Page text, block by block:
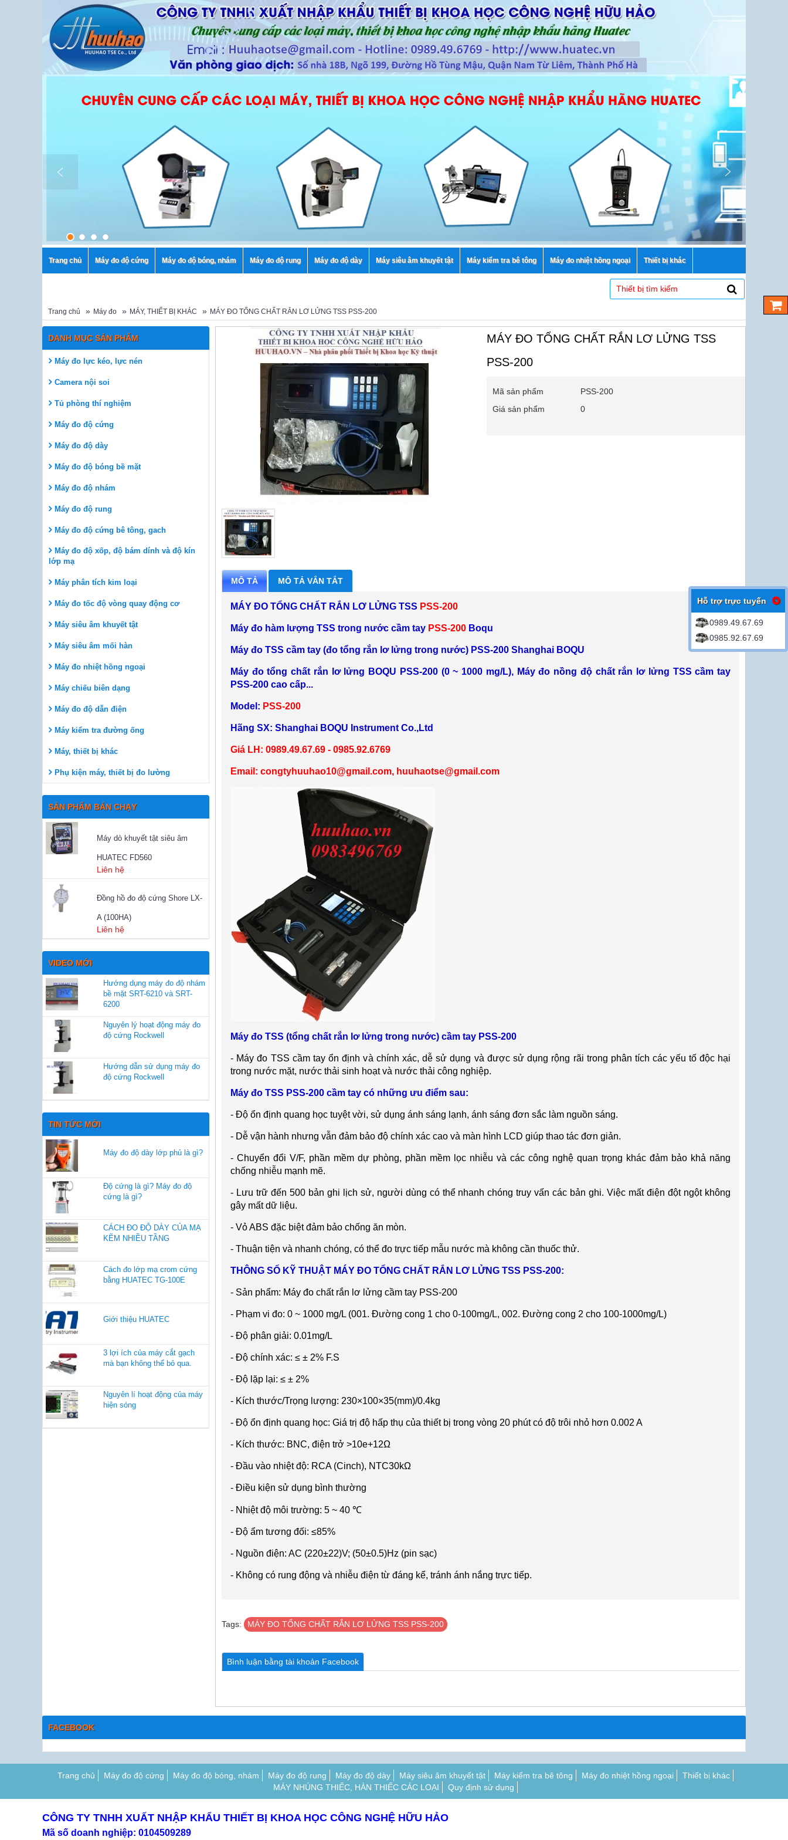
Trang chủ Máy đo độ cứng Máy đo độ bóng, nhám Máy đo độ rung Máy đo độ dày Máy siêu âm khuyết tật Máy kiểm tra bê tông Máy đo nhiệt hồng ngoại Thiết bị khác
Trang chủ Máy đo MÁY, THIẾT BỊ KHÁC MÁY ĐO TỔNG CHẤT RẮN LƠ LỬNG TSS PSS-200
Hỗ trợ trực tuyến
0989.49.67.69
0985.92.67.69
DANH MỤC SẢN PHẨM
Máy đo lực kéo, lực nén
Camera nội soi
Tủ phòng thí nghiệm
Máy đo độ cứng
Máy đo độ dày
Máy đo độ bóng bề mặt
Máy đo độ nhám
Máy đo độ rung
Máy đo độ cứng bê tông, gach
Máy đo độ xốp, độ bám dính và độ kín
lớp mạ
Máy phân tích kim loại
Máy đo tốc độ vòng quay động cơ
Máy siêu âm khuyết tật
Máy siêu âm mối hàn
Máy đo nhiệt hồng ngoại
Máy chiếu biên dạng
Máy đo độ dẫn điện
Máy kiểm tra đường ống
Máy, thiết bị khác
Phụ kiện máy, thiết bị đo lường
SẢN PHẨM BÁN CHẠY
Máy dò khuyết tật siêu âm
HUATEC FD560
Liên hệ
Đồng hồ đo độ cứng Shore LX-
A (100HA)
Liên hệ
VIDEO MỚI
Hướng dụng máy đo độ nhám
bề mặt SRT-6210 và SRT-
6200
Nguyên lý hoạt động máy đo
độ cứng Rockwell
Hướng dẫn sử dụng máy đo
độ cứng Rockwell
TIN TỨC MỚI
Máy đo độ dày lớp phủ là gì?
Độ cứng là gì? Máy đo độ
cứng là gì?
CÁCH ĐO ĐỘ DÀY CỦA MẠ
KẼM NHIỀU TẦNG
Cách đo lớp mạ crom cứng
bằng HUATEC TG-100E
Giới thiệu HUATEC
3 lợi ích của máy cắt gạch
mà bạn không thể bỏ qua.
Nguyên lí hoạt động của máy
hiện sóng
MÁY ĐO TỔNG CHẤT RẮN LƠ LỬNG TSS
PSS-200
Mã sản phẩm
PSS-200
Giá sản phẩm
0
MÔ TẢ MÔ TẢ VẮN TẮT
MÁY ĐO TỔNG CHẤT RẮN LƠ LỬNG TSS PSS-200
Máy đo hàm lượng TSS trong nước cầm tay PSS-200 Boqu
Máy đo TSS cầm tay (đo tổng rắn lơ lửng trong nước) PSS-200 Shanghai BOQU
Máy đo tổng chất rắn lơ lửng BOQU PSS-200 (0 ~ 1000 mg/L), Máy đo nồng độ chất rắn lơ lửng TSS cầm tay
PSS-200 cao cấp...
Model: PSS-200
Hãng SX: Shanghai BOQU Instrument Co.,Ltd
Giá LH: 0989.49.67.69 - 0985.92.6769
Email: congtyhuuhao10@gmail.com, huuhaotse@gmail.com
Máy đo TSS (tổng chất rắn lơ lửng trong nước) cầm tay PSS-200
- Máy đo TSS cầm tay ổn định và chính xác, dễ sử dụng và được sử dụng rộng rãi trong phân tích các yếu tố độc hại
trong nước mặt, nước thải sinh hoạt và nước thải công nghiệp.
Máy đo TSS PSS-200 cầm tay có những ưu điểm sau:
- Độ ổn định quang học tuyệt vời, sử dụng ánh sáng l ạnh, ánh sáng đơn sắc l àm nguồn sáng.
- Dễ vận hành nhưng vẫn đảm bảo độ chính xác cao và màn hình LCD giúp thao tác đơn giản.
- Chuyển đổi V/F, phần mềm dự phòng, phần mềm lọc nhiễu và các công nghệ quan trọng khác đảm bảo khả năng
chống nhiễu mạnh mẽ.
- Lưu trữ đến 500 bản ghi lịch sử, người dùng có thể nhanh chóng truy vấn các bản ghi. Việc mất điện đột ngột không
gây mất dữ liệu.
- Vỏ ABS đặc biệt đảm bảo chống ăn mòn.
- Thuận tiện và nhanh chóng, có thể đo trực tiếp mẫu nước mà không cần thuốc thử.
THÔNG SỐ KỸ THUẬT MÁY ĐO TỔNG CHẤT RẮN LƠ LỬNG TSS PSS-200:
- Sản phẩm: Máy đo chất rắn lơ lửng cầm tay PSS-200
- Phạm vi đo: 0 ~ 1000 mg/L (001. Đường cong 1 cho 0-100mg/L, 002. Đường cong 2 cho 100-1000mg/L)
- Độ phân giải: 0.01mg/L
- Độ chính xác: ≤ ± 2% F.S
- Độ lặp lại: ≤ ± 2%
- Kích thước/Trọng lượng: 230×100×35(mm)/0.4kg
- Độ ổn định quang học: Giá trị độ hấp thụ của thiết bị trong vòng 20 phút có độ trôi nhỏ hơn 0.002 A
- Kích thước: BNC, điện trở >10e+12Ω
- Đầu vào nhiệt độ: RCA (Cinch), NTC30kΩ
- Điều kiện sử dụng bình thường
- Nhiệt độ môi trường: 5 ~ 40 ℃
- Độ ẩm tương đối: ≤85%
- Nguồn điện: AC (220±22)V; (50±0.5)Hz (pin sạc)
- Không có rung động và nhiễu điện từ đáng kể, tránh ánh nắng trực tiếp.
Tags: MÁY ĐO TỔNG CHẤT RẮN LƠ LỬNG TSS PSS-200
Bình luận bằng tài khoản Facebook
FACEBOOK
Trang chủ Máy đo độ cứng Máy đo độ bóng, nhám Máy đo độ rung Máy đo độ dày Máy siêu âm khuyết tật Máy kiểm tra bê tông Máy đo nhiệt hồng ngoại
Thiết bị khác
MÁY NHÚNG THIẾC, HÀN THIẾC CÁC LOẠI
Quy định sử dụng
CÔNG TY TNHH XUẤT NHẬP KHẨU THIẾT BỊ KHOA HỌC CÔNG NGHỆ HỮU HẢO
Mã số doanh nghiệp: 0104509289